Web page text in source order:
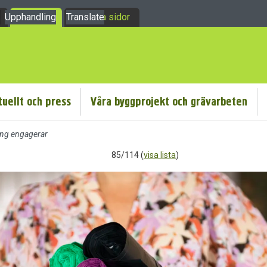
Om oss Mina sidor
och press Våra byggprojekt och grävarbeten
Upphandling Translate
engagerar
85/114 (visa lista)